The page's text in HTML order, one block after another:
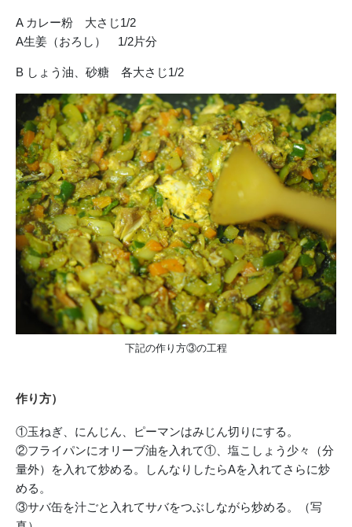
A カレー粉 大さじ1/2
A生姜（おろし） 1/2片分
B しょう油、砂糖 各大さじ1/2
下記の作り方③の工程
作り方）
①玉ねぎ、にんじん、ピーマンはみじん切りにする。
②フライパンにオリーブ油を入れて①、塩こしょう少々（分
量外）を入れて炒める。しんなりしたらAを入れてさらに炒
める。
③サバ缶を汁ごと入れてサバをつぶしながら炒める。（写